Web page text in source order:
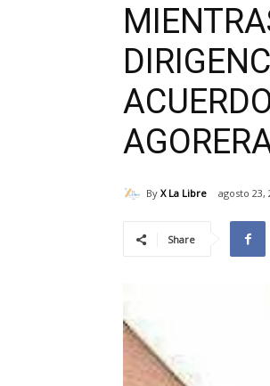
By X La Libre agosto 23,
Share